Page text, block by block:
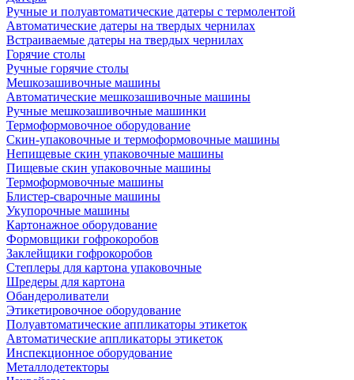
Ручные и полуавтоматические датеры с термолентой
Автоматические датеры на твердых чернилах
Встраиваемые датеры на твердых чернилах
Горячие столы
Ручные горячие столы
Мешкозашивочные машины
Автоматические мешкозашивочные машины
Ручные мешкозашивочные машинки
Термоформовочное оборудование
Скин-упаковочные и термоформовочные машины
Непищевые скин упаковочные машины
Пищевые скин упаковочные машины
Термоформовочные машины
Блистер-сварочные машины
Укупорочные машины
Картонажное оборудование
Формовщики гофрокоробов
Заклейщики гофрокоробов
Степлеры для картона упаковочные
Шредеры для картона
Обандероливатели
Этикетировочное оборудование
Полуавтоматические аппликаторы этикеток
Автоматические аппликаторы этикеток
Инспекционное оборудование
Металлодетекторы